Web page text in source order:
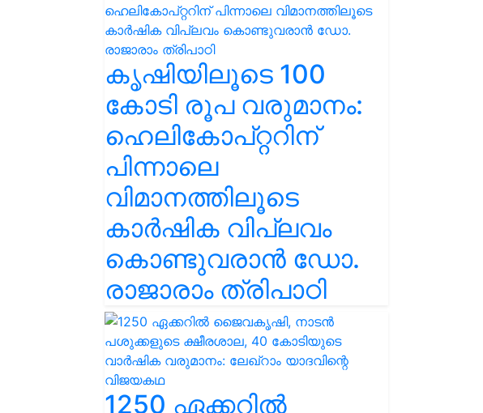
കൃഷിയിലൂടെ 100
കോടി രൂപ വരുമാനം:
ഹെലികോപ്റ്ററിന്
പിന്നാലെ
വിമാനത്തിലൂടെ
കാർഷിക വിപ്ലവം
കൊണ്ടുവരാൻ ഡോ.
രാജാരാം ത്രിപാഠി
1250 ഏക്കറിൽ